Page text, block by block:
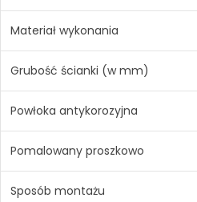
Materiał wykonania
Grubość ścianki (w mm)
Powłoka antykorozyjna
Pomalowany proszkowo
Sposób montażu